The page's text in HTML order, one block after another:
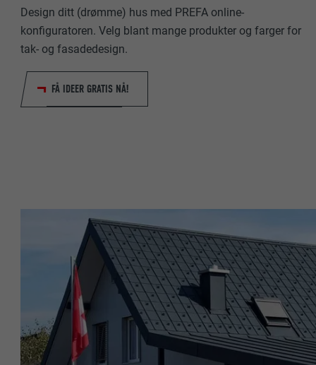
Design ditt (drømme) hus med PREFA online-
konfiguratoren. Velg blant mange produkter og farger for
tak- og fasadedesign.
FÅ IDEER GRATIS NÅ!
TILBYDER
FORLØP
FORMÅL
TILBYDER
FORLØP
FORMÅL